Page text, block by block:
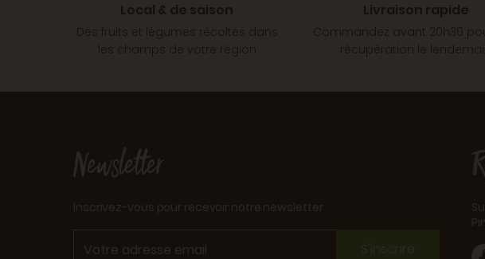
Local & de saison
Des fruits et légumes récoltés dans
les champs de votre région
Livraison rapide
Commandez avant 20h30
récupération le
Newsletter
Inscrivez-vous pour recevoir notre newsletter
S'inscrire